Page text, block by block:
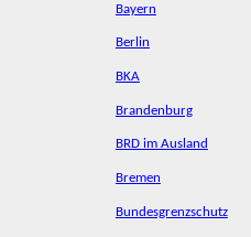
Bayern
Berlin
BKA
Brandenburg
BRD im Ausland
Bremen
Bundesgrenzschutz